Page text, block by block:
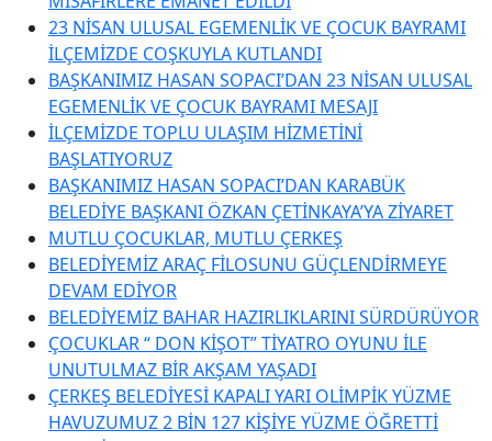
23 NİSAN ULUSAL EGEMENLİK VE ÇOCUK BAYRAMI
İLÇEMİZDE COŞKUYLA KUTLANDI
BAŞKANIMIZ HASAN SOPACI’DAN 23 NİSAN ULUSAL
EGEMENLİK VE ÇOCUK BAYRAMI MESAJI
İLÇEMİZDE TOPLU ULAŞIM HİZMETİNİ
BAŞLATIYORUZ
BAŞKANIMIZ HASAN SOPACI’DAN KARABÜK
BELEDİYE BAŞKANI ÖZKAN ÇETİNKAYA’YA ZİYARET
MUTLU ÇOCUKLAR, MUTLU ÇERKEŞ
BELEDİYEMİZ ARAÇ FİLOSUNU GÜÇLENDİRMEYE
DEVAM EDİYOR
BELEDİYEMİZ BAHAR HAZIRLIKLARINI SÜRDÜRÜYOR
ÇOCUKLAR “ DON KİŞOT” TİYATRO OYUNU İLE
UNUTULMAZ BİR AKŞAM YAŞADI
ÇERKEŞ BELEDİYESİ KAPALI YARI OLİMPİK YÜZME
HAVUZUMUZ 2 BİN 127 KİŞİYE YÜZME ÖĞRETTİ